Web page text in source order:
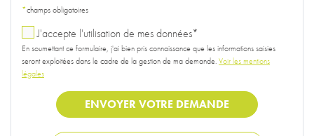
*champs obligatoires
J'accepte l'utilisation de mes données*
En soumettant ce formulaire, j'ai bien pris connaissance que les informations saisies
seront exploitées dans le cadre de la gestion de ma demande.Voir les mentions
légales